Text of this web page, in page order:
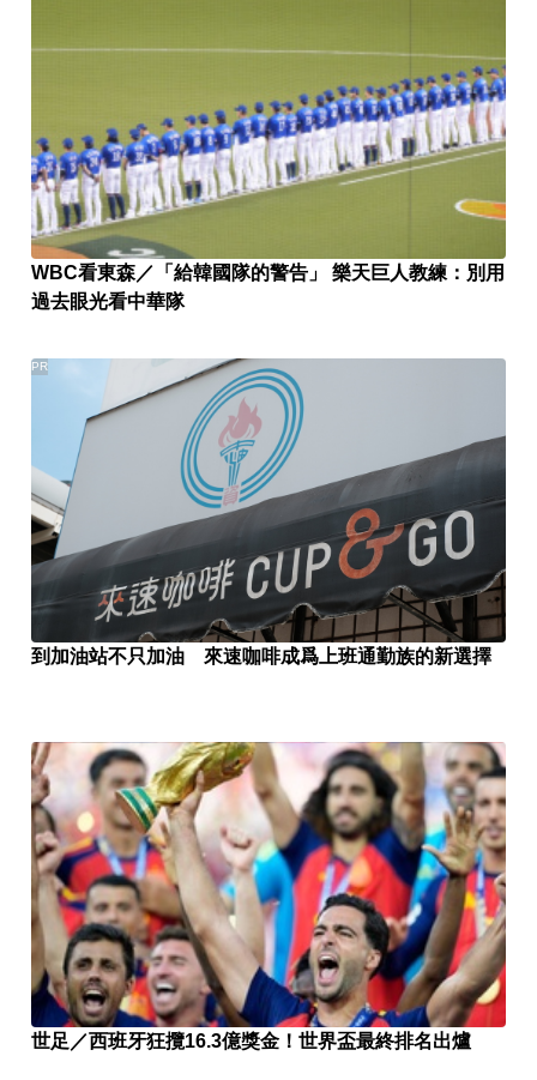
WBC看東森／「給韓國隊的警告」 樂天巨人教練：別用
過去眼光看中華隊
到加油站不只加油 來速咖啡成爲上班通勤族的新選擇
PR
世足／西班牙狂攬16.3億獎金！世界盃最終排名出爐